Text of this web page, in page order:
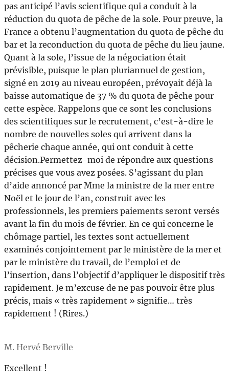
pas anticipé l’avis scientifique qui a conduit à la
réduction du quota de pêche de la sole. Pour preuve, la
France a obtenu l’augmentation du quota de pêche du
bar et la reconduction du quota de pêche du lieu jaune.
Quant à la sole, l’issue de la négociation était
prévisible, puisque le plan pluriannuel de gestion,
signé en 2019 au niveau européen, prévoyait déjà la
baisse automatique de 37 % du quota de pêche pour
cette espèce. Rappelons que ce sont les conclusions
des scientifiques sur le recrutement, c’est-à-dire le
nombre de nouvelles soles qui arrivent dans la
pêcherie chaque année, qui ont conduit à cette
décision.Permettez-moi de répondre aux questions
précises que vous avez posées. S’agissant du plan
d’aide annoncé par Mme la ministre de la mer entre
Noël et le jour de l’an, construit avec les
professionnels, les premiers paiements seront versés
avant la fin du mois de février. En ce qui concerne le
chômage partiel, les textes sont actuellement
examinés conjointement par le ministère de la mer et
par le ministère du travail, de l’emploi et de
l’insertion, dans l’objectif d’appliquer le dispositif très
rapidement. Je m’excuse de ne pas pouvoir être plus
précis, mais « très rapidement » signifie… très
rapidement ! (Rires.)
M. Hervé Berville
Excellent !